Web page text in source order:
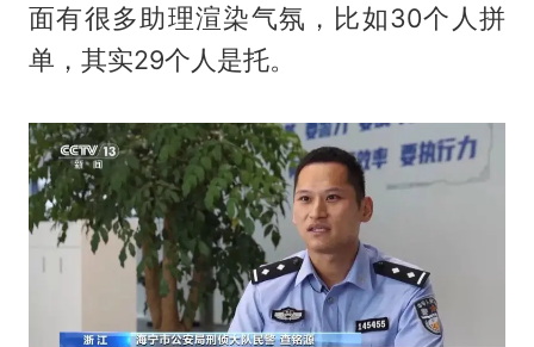
面有很多助理渲染气氛，比如30个人拼
单，其实29个人是托。